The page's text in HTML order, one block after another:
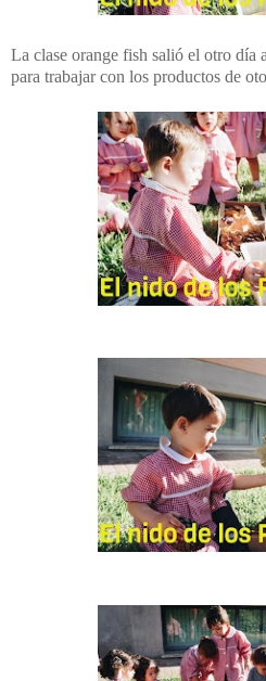
La clase orange fish salió el otro día
para trabajar con los productos de